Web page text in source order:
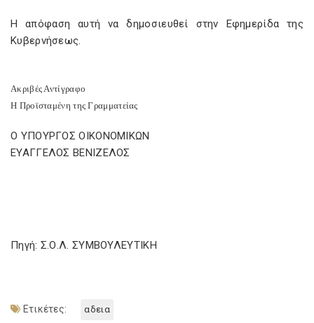
Η απόφαση αυτή να δημοσιευθεί στην Εφημερίδα της
Κυβερνήσεως.
Ακριβές Αντίγραφο
Η Προϊσταμένη της Γραμματείας
Ο ΥΠΟΥΡΓΟΣ ΟΙΚΟΝΟΜΙΚΩΝ
ΕΥΑΓΓΕΛΟΣ ΒΕΝΙΖΕΛΟΣ
Πηγή: Σ.Ο.Λ. ΣΥΜΒΟΥΛΕΥΤΙΚΗ
Ετικέτες: αδεια